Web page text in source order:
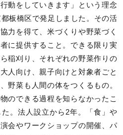
動をしていきます」という理念
板橋区で発足しました。その活
力を得て、米づくりや野菜づく
に提供すること。できる限り実
稲刈り、それぞれの野菜作りの
人向け、親子向けと対象者ごと
野菜も人間の体をつくるもの。
のできる過程を知らなかったこ
。法人設立から2年。「食」や
会やワークショップの開催、パ